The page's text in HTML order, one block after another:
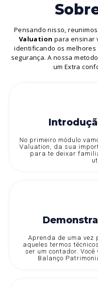
Pensando nisso,
Valuation para ensinar
identificando os melhores
segurança. A nossa
um Extra
No primeiro módulo
Valuation, da sua
para te deixar
Aprenda de uma vez
aqueles termos
ser um contador.
Balanço